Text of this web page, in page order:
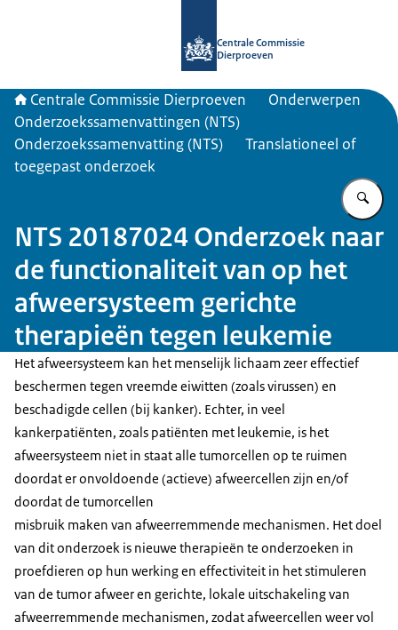
Centrale Commissie
Dierproeven
Centrale Commissie Dierproeven
Onderwerpen
Onderzoekssamenvattingen (NTS)
Onderzoekssamenvatting (NTS)
Translationeel of
toegepast onderzoek
NTS 20187024 Onderzoek naar
de functionaliteit van op het
afweersysteem gerichte
therapieën tegen leukemie
Het afweersysteem kan het menselijk lichaam zeer effectief
beschermen tegen vreemde eiwitten (zoals virussen) en
beschadigde cellen (bij kanker). Echter, in veel
kankerpatiënten, zoals patiënten met leukemie, is het
afweersysteem niet in staat alle tumorcellen op te ruimen
doordat er onvoldoende (actieve) afweercellen zijn en/of
doordat de tumorcellen
misbruik maken van afweerremmende mechanismen. Het doel
van dit onderzoek is nieuwe therapieën te onderzoeken in
proefdieren op hun werking en effectiviteit in het stimuleren
van de tumor afweer en gerichte, lokale uitschakeling van
afweerremmende mechanismen, zodat afweercellen weer vol